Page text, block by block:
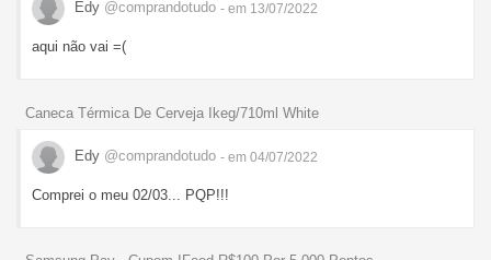
Edy @comprandotudo - em 13/07/2022
aqui não vai =(
Caneca Térmica De Cerveja Ikeg/710ml White
Edy @comprandotudo - em 04/07/2022
Comprei o meu 02/03... PQP!!!